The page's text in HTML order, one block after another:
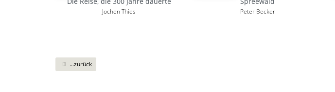
Jochen Thies Peter Becker
...zurück